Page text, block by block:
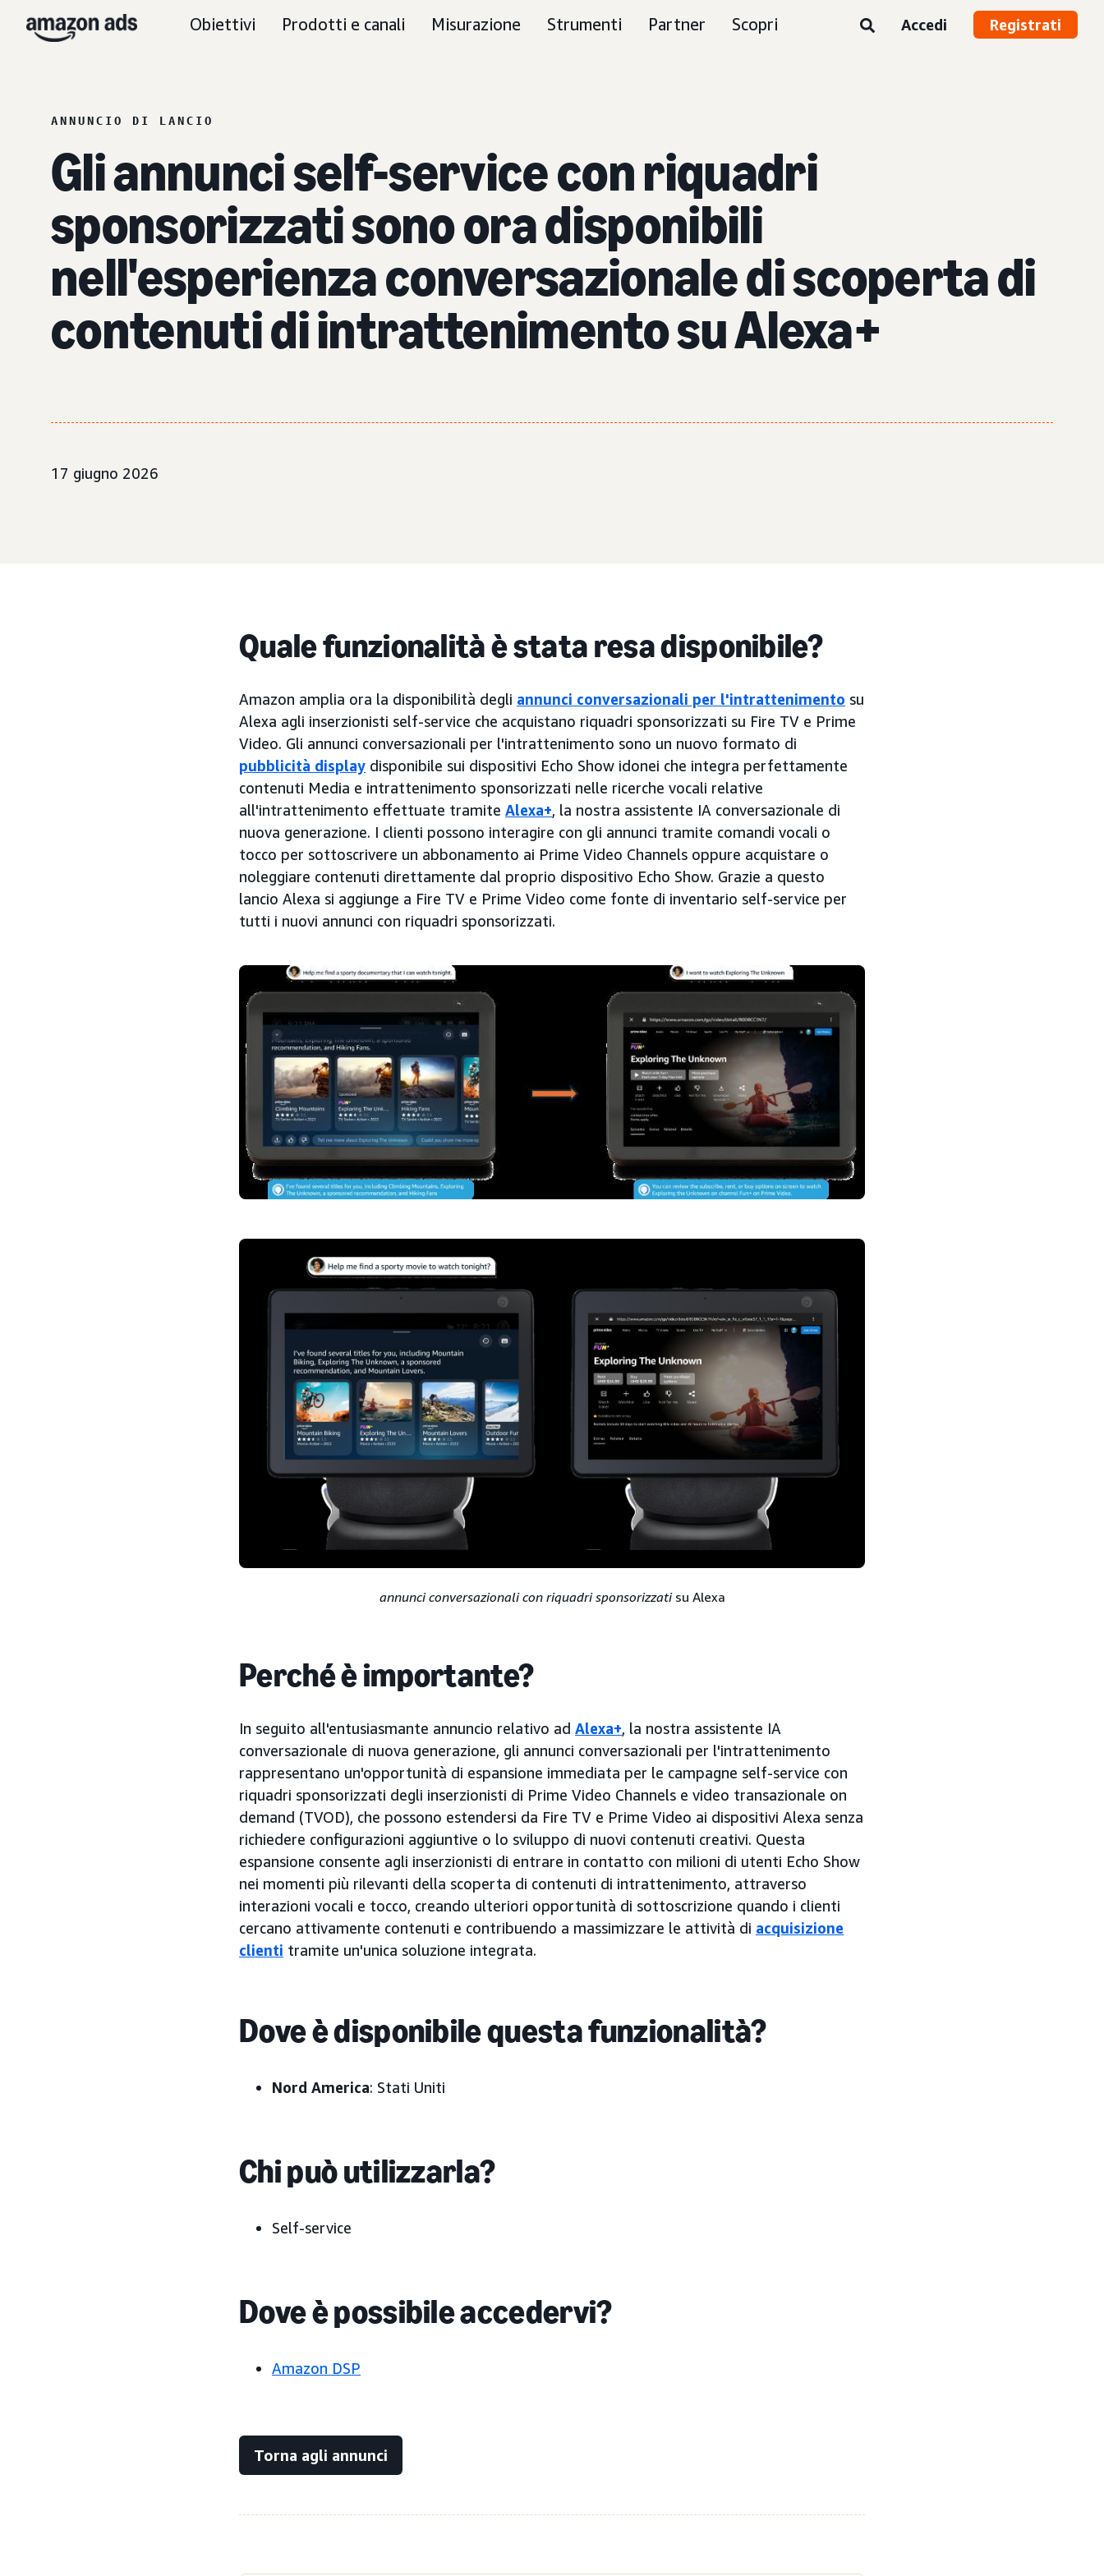
Obiettivi Prodotti e canali Misurazione Strumenti Partner Scopri Accedi Registrati
ANNUNCIO DI LANCIO
Gli annunci self-service con riquadri
sponsorizzati sono ora disponibili
nell'esperienza conversazionale di scoperta di
contenuti di intrattenimento su Alexa+
17 giugno 2026
Quale funzionalità è stata resa disponibile?
Amazon amplia ora la disponibilità degli annunci conversazionali per l'intrattenimento su
Alexa agli inserzionisti self-service che acquistano riquadri sponsorizzati su Fire TV e Prime
Video. Gli annunci conversazionali per l'intrattenimento sono un nuovo formato di
pubblicità display disponibile sui dispositivi Echo Show idonei che integra perfettamente
contenuti Media e intrattenimento sponsorizzati nelle ricerche vocali relative
all'intrattenimento effettuate tramite Alexa+, la nostra assistente IA conversazionale di
nuova generazione. I clienti possono interagire con gli annunci tramite comandi vocali o
tocco per sottoscrivere un abbonamento ai Prime Video Channels oppure acquistare o
noleggiare contenuti direttamente dal proprio dispositivo Echo Show. Grazie a questo
lancio Alexa si aggiunge a Fire TV e Prime Video come fonte di inventario self-service per
tutti i nuovi annunci con riquadri sponsorizzati.
annunci conversazionali con riquadri sponsorizzatisu Alexa
Perché è importante?
In seguito all'entusiasmante annuncio relativo ad Alexa+, la nostra assistente IA
conversazionale di nuova generazione, gli annunci conversazionali per l'intrattenimento
rappresentano un'opportunità di espansione immediata per le campagne self-service con
riquadri sponsorizzati degli inserzionisti di Prime Video Channels e video transazionale on
demand (TVOD), che possono estendersi da Fire TV e Prime Video ai dispositivi Alexa senza
richiedere configurazioni aggiuntive o lo sviluppo di nuovi contenuti creativi. Questa
espansione consente agli inserzionisti di entrare in contatto con milioni di utenti Echo Show
nei momenti più rilevanti della scoperta di contenuti di intrattenimento, attraverso
interazioni vocali e tocco, creando ulteriori opportunità di sottoscrizione quando i clienti
cercano attivamente contenuti e contribuendo a massimizzare le attività di acquisizione
clienti tramite un'unica soluzione integrata.
Dove è disponibile questa funzionalità?
Nord America: Stati Uniti
Chi può utilizzarla?
Self-service
Dove è possibile accedervi?
Amazon DSP
Torna agli annunci